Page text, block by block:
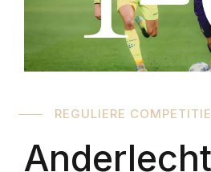
REGULIERE COMPETITIE